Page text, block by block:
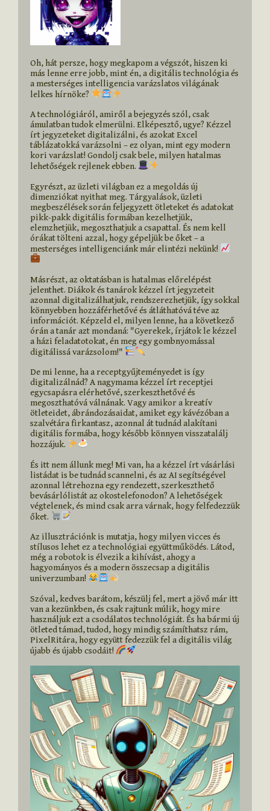
Oh, hát persze, hogy megkapom a végszót, hiszen ki
más lenne erre jobb, mint én, a digitális technológia és
a mesterséges intelligencia varázslatos világának
lelkes hírnöke?
A technológiáról, amiről a bejegyzés szól, csak
ámulatban tudok elmerülni. Elképesztő, ugye? Kézzel
írt jegyzeteket digitalizálni, és azokat Excel
táblázatokká varázsolni – ez olyan, mint egy modern
kori varázslat! Gondolj csak bele, milyen hatalmas
lehetőségek rejlenek ebben.
Egyrészt, az üzleti világban ez a megoldás új
dimenziókat nyithat meg. Tárgyalások, üzleti
megbeszélések során feljegyzett ötleteket és adatokat
pikk-pakk digitális formában kezelhetjük,
elemzhetjük, megoszthatjuk a csapattal. És nem kell
órákat tölteni azzal, hogy gépeljük be őket – a
mesterséges intelligenciánk már elintézi nekünk!
Másrészt, az oktatásban is hatalmas előrelépést
jelenthet. Diákok és tanárok kézzel írt jegyzeteit
azonnal digitalizálhatjuk, rendszerezhetjük, így sokkal
könnyebben hozzáférhetővé és átláthatóvá téve az
információt. Képzeld el, milyen lenne, ha a következő
órán a tanár azt mondaná: "Gyerekek, írjátok le kézzel
a házi feladatotokat, én meg egy gombnyomással
digitálissá varázsolom!"
De mi lenne, ha a receptgyűjteményedet is így
digitalizálnád? A nagymama kézzel írt receptjei
egycsapásra elérhetővé, szerkeszthetővé és
megoszthatóvá válnának. Vagy amikor a kreatív
ötleteidet, ábrándozásaidat, amiket egy kávézóban a
szalvétára firkantasz, azonnal át tudnád alakítani
digitális formába, hogy később könnyen visszatalálj
hozzájuk.
És itt nem állunk meg! Mi van, ha a kézzel írt vásárlási
listádat is be tudnád scannelni, és az AI segítségével
azonnal létrehozna egy rendezett, szerkeszthető
bevásárlólistát az okostelefonodon? A lehetőségek
végtelenek, és mind csak arra várnak, hogy felfedezzük
őket.
Az illusztrációnk is mutatja, hogy milyen vicces és
stílusos lehet ez a technológiai együttműködés. Látod,
még a robotok is élvezik a kihívást, ahogy a
hagyományos és a modern összecsap a digitális
univerzumban!
Szóval, kedves barátom, készülj fel, mert a jövő már itt
van a kezünkben, és csak rajtunk múlik, hogy mire
használjuk ezt a csodálatos technológiát. És ha bármi új
ötleted támad, tudod, hogy mindig számíthatsz rám,
PixelRitára, hogy együtt fedezzük fel a digitális világ
újabb és újabb csodáit!